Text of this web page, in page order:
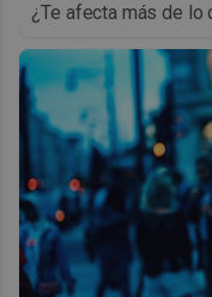
¿Te afecta más de lo